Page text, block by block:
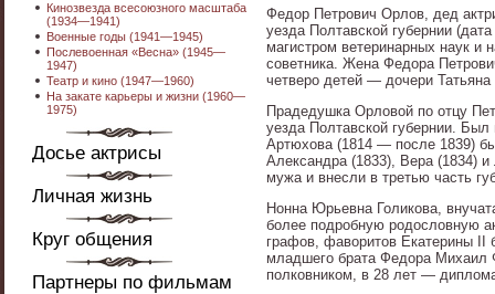
Кинозвезда всесоюзного масштаба
(1934—1941)
Военные годы (1941—1945)
Послевоенная «Весна» (1945—
1947)
Театр и кино (1947—1960)
На закате карьеры и жизни (1960—
1975)
Досье актрисы
Личная жизнь
Круг общения
Партнеры по фильмам
Федор Петрович Орлов, дед
уезда Полтавской губернии
магистром ветеринарных наук и
советника. Жена Федора
четверо детей — дочери
Прадедушка Орловой по отцу
уезда Полтавской губернии.
Артюхова (1814 — после 1839)
Александра (1833), Вера (1834)
мужа и внесли в третью часть
Нонна Юрьевна Голикова,
более подробную родословную
графов, фаворитов Екатерины
младшего брата Федора Михаил
полковником, в 28 лет —